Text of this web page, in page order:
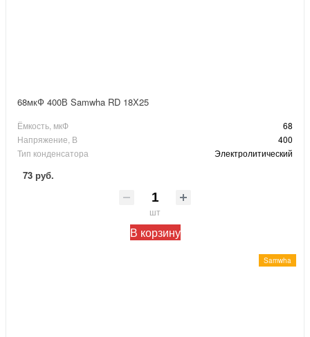
68мкФ 400В Samwha RD 18Х25
Ёмкость, мкФ
68
Напряжение, В
400
Тип конденсатора
Электролитический
73 руб.
шт
В корзину
Samwha